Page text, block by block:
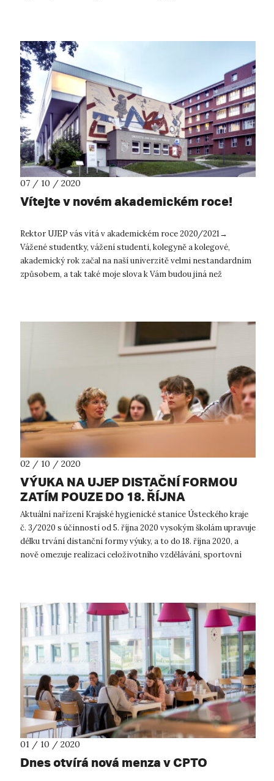
07 / 10 / 2020
Vítejte v novém akademickém roce!
Rektor UJEP vás vítá v akademickém roce 2020/2021→
Vážené studentky, vážení studenti, kolegyně a kolegové,
akademický rok začal na naší univerzitě velmi nestandardním
způsobem, a tak také moje slova k Vám budou jiná než
02 / 10 / 2020
VÝUKA NA UJEP DISTAČNÍ FORMOU
ZATÍM POUZE DO 18. ŘÍJNA
Aktuální nařízení Krajské hygienické stanice Ústeckého kraje
č. 3/2020 s účinností od 5. října 2020 vysokým školám upravuje
délku trvání distanční formy výuky, a to do 18. října 2020, a
nově omezuje realizaci celoživotního vzdělávání, sportovní
01 / 10 / 2020
Dnes otvírá nová menza v CPTO